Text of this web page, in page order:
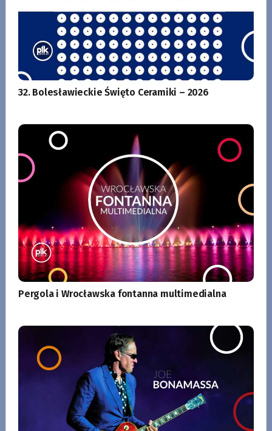
32. Bolesławieckie Święto Ceramiki – 2026
Pergola i Wrocławska fontanna multimedialna